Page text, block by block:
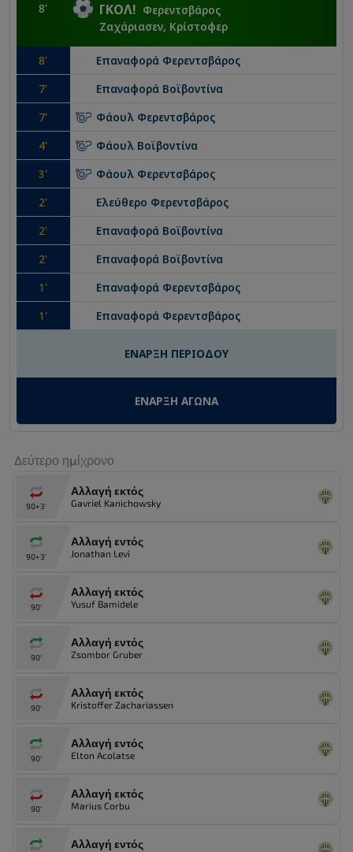
8' ΓΚΟΛ! Φερεντσβάρος
Ζαχάριασεν, Κρίστοφερ
8' Επαναφορά Φερεντσβάρος
7' Επαναφορά Βοϊβοντίνα
7' Φάουλ Φερεντσβάρος
4' Φάουλ Βοϊβοντίνα
3' Φάουλ Φερεντσβάρος
2' Ελεύθερο Φερεντσβάρος
2' Επαναφορά Βοϊβοντίνα
2' Επαναφορά Βοϊβοντίνα
1 ' Επαναφορά Φερεντσβάρος
1 ' Επαναφορά Φερεντσβάρος
ΕΝΑΡΞΗ ΠΕΡΙΟΔΟΥ
ΕΝΑΡΞΗ ΑΓΩΝΑ
Δεύτερο ημίχρονο
90+3'
Αλλαγή εκτός
Gavriel Kanichowsky
90+3'
Αλλαγή εντός
Jonathan Levi
90'
Αλλαγή εκτός
Yusuf Bamidele
90'
Αλλαγή εντός
Zsombor Gruber
90'
Αλλαγή εκτός
Kristoffer Zachariassen
90'
Αλλαγή εντός
Elton Acolatse
90'
Αλλαγή εκτός
Marius Corbu
Αλλαγή εντός